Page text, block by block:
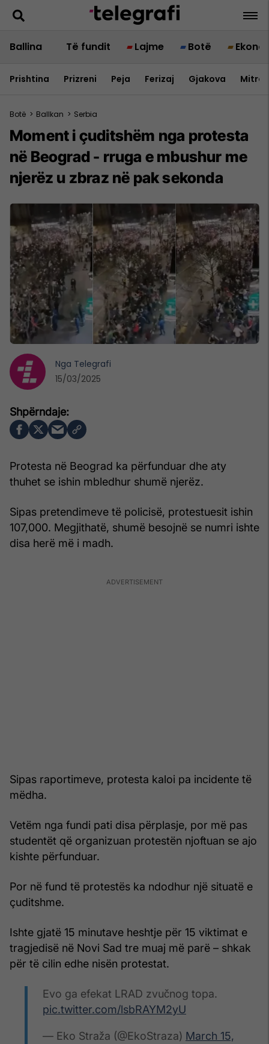
Ballina Të fundit Lajme Botë
Prishtina Prizreni Peja Ferizaj Gjakova
Botë > Ballkan > Serbia
Moment i çuditshëm nga protesta
në Beograd - rruga e mbushur me
njerëz u zbraz në pak sekonda
Protesta në Beograd ka përfunduar dhe aty
thuhet se ishin mbledhur shumë njerëz.
Sipas pretendimeve të policisë, protestuesit ishin
107,000. Megjithatë, shumë besojnë se numri ishte
disa herë më i madh.
Sipas raportimeve, protesta kaloi pa incidente të
mëdha.
Vetëm nga fundi pati disa përplasje, por më pas
studentët që organizuan protestën njoftuan se ajo
kishte përfunduar.
Por në fund të protestës ka ndodhur një situatë e
çuditshme.
Ishte gjatë 15 minutave heshtje për 15 viktimat e
tragjedisë në Novi Sad tre muaj më parë – shkak
për të cilin edhe nisën protestat.
Evo ga efekat LRAD zvučnog topa.
pic.twitter.com/lsbRAYM2yU
— Eko Straža (@EkoStraza) March 15,
Nga Telegrafi
15/03/2025